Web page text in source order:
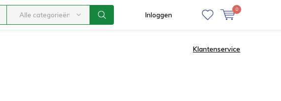
Alle categorieën Inloggen
0
Klantenservice